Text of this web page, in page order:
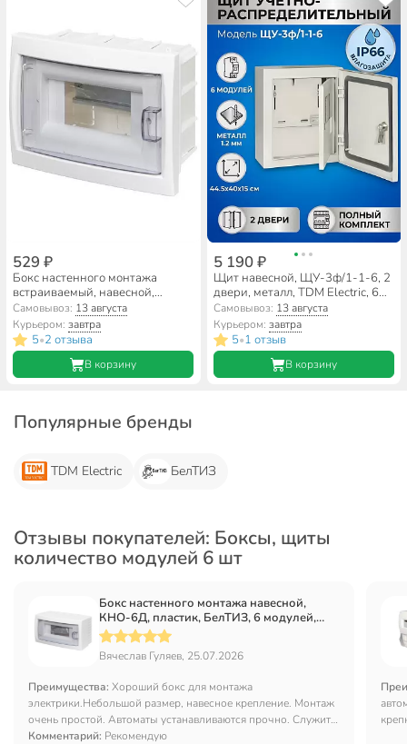
529 ₽
Бокс настенного монтажа
встраиваемый, навесной,
КНС-6Д, пластик, БелТИЗ, 6
модулей, IP20, УТ000002702
Самовывоз: 13 августа
Курьером:завтра
5•2 отзыва
В корзину
5 190 ₽
Щит навесной, ЩУ-3ф/1-1-6, 2
двери, металл, TDM Electric, 6
модулей, 44.5х40х15 см, IP66,
SQ0905-0097
Самовывоз: 13 августа
Курьером: завтра
5•1 отзыв
В корзину
Популярные бренды
TDM Electric БелТИЗ
Отзывы покупателей: Боксы, щиты
количество модулей 6 шт
Бокс настенного монтажа навесной,
КНО-6Д, пластик, БелТИЗ, 6 модулей,
IP20, УТ000002701
Вячеслав Гуляев, 25.07.2026
Преимущества: Хороший бокс для монтажа
электрики.Небольшой размер, навесное крепление. Монтаж
очень простой. Автоматы устанавливаются прочно. Служит
исправно.
Комментарий: Рекомендую